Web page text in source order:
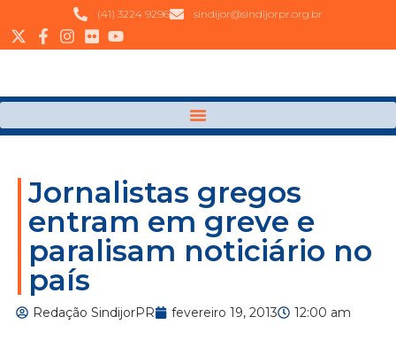
(41) 3224 9296 sindijor@sindijorpr.org.br
Jornalistas gregos
entram em greve e
paralisam noticiário no
país
Redação SindijorPR fevereiro 19, 2013 12:00 am